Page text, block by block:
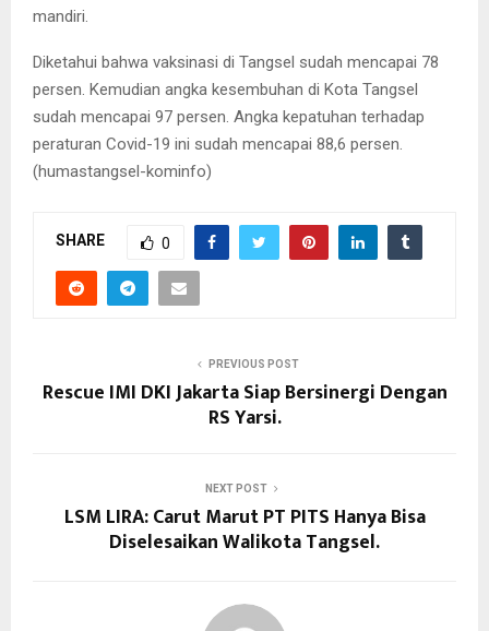
mandiri.
Diketahui bahwa vaksinasi di Tangsel sudah mencapai 78
persen. Kemudian angka kesembuhan di Kota Tangsel
sudah mencapai 97 persen. Angka kepatuhan terhadap
peraturan Covid-19 ini sudah mencapai 88,6 persen.
(humastangsel-kominfo)
SHARE 0
PREVIOUS POST
Rescue IMI DKI Jakarta Siap Bersinergi Dengan
RS Yarsi.
NEXT POST
LSM LIRA: Carut Marut PT PITS Hanya Bisa
Diselesaikan Walikota Tangsel.